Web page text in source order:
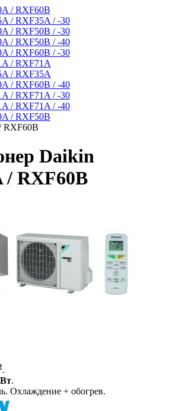
/ RXF60B
/ RXF35A / -30
/ RXF50B / -30
/ RXF50B / -40
/ RXF60B / -30
/ RXF71A
/ RXF35A
/ RXF60B / -40
/ RXF71A / -30
/ RXF71A / -40
/ RXF50B
RXF60B
Daikin
/ RXF60B
.
.
Охлаждение + обогрев.